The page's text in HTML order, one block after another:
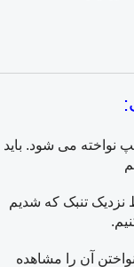
شماره 3 و 4 دست چپ نواخته می شود. باید
تنبک که شدیم
آن را مشاهده